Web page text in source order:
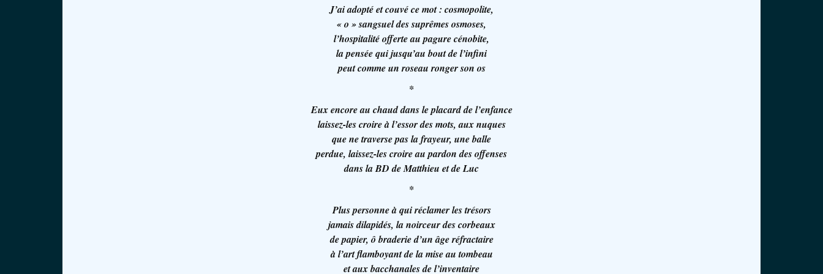
J’ai adopté et couvé ce mot : cosmopolite,
«o » sangsuel des suprêmes osmoses,
l’hospitalité offerte au pagure cénobite,
la pensée qui jusqu’au bout de l’infini
peut comme un roseau ronger son os
*
Eux encore au chaud dans le placard de l’enfance
laissez-les croire à l’essor des mots, aux nuques
que ne traverse pas la frayeur, une balle
perdue, laissez-les croire au pardon des offenses
dans la BD de Matthieu et de Luc
*
Plus personne à qui réclamer les trésors
jamais dilapidés, la noirceur des corbeaux
de papier, ô braderie d’un âge réfractaire
à l’art flamboyant de la mise au tombeau
et aux bacchanales de l’inventaire